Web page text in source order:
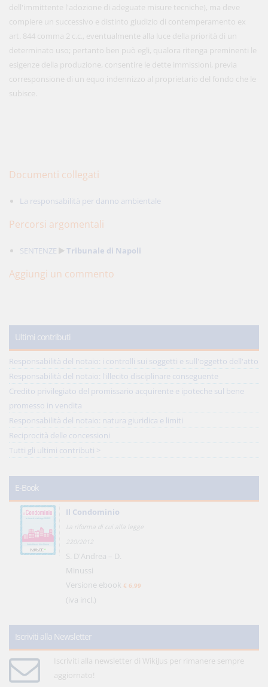
dell'immittente l'adozione di adeguate misure tecniche), ma deve
compiere un successivo e distinto giudizio di contemperamento ex
art. 844 comma 2 c.c., eventualmente alla luce della priorità di un
determinato uso; pertanto ben può egli, qualora ritenga preminenti le
esigenze della produzione, consentire le dette immissioni, previa
corresponsione di un equo indennizzo al proprietario del fondo che le
subisce.
Documenti collegati
La responsabilità per danno ambientale
Percorsi argomentali
SENTENZE Tribunale di Napoli
Aggiungi un commento
Ultimi contributi
Responsabilità del notaio: i controlli sui soggetti e sull'oggetto dell'atto
Responsabilità del notaio: l'illecito disciplinare conseguente
Credito privilegiato del promissario acquirente e ipoteche sul bene
promesso in vendita
Responsabilità del notaio: natura giuridica e limiti
Reciprocità delle concessioni
Tutti gli ultimi contributi >
E-Book
Il Condominio
La riforma di cui alla legge
220/2012
S. D'Andrea – D.
Minussi
Versione ebook € 6,99
(iva incl.)
Iscriviti alla Newsletter
Iscriviti alla newsletter di WikiJus per rimanere sempre
aggiornato!